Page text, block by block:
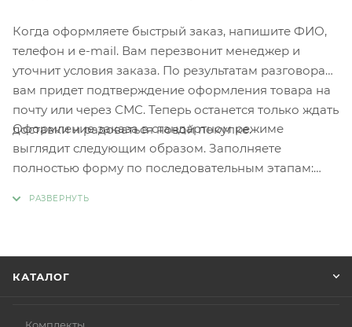
Когда оформляете быстрый заказ, напишите ФИО,
телефон и e-mail. Вам перезвонит менеджер и
уточнит условия заказа. По результатам разговора
вам придет подтверждение оформления товара на
почту или через СМС. Теперь останется только ждать
доставки и радоваться новой покупке.
Оформление заказа в стандартном режиме
выглядит следующим образом. Заполняете
полностью форму по последовательным этапам:
КАТАЛОГ